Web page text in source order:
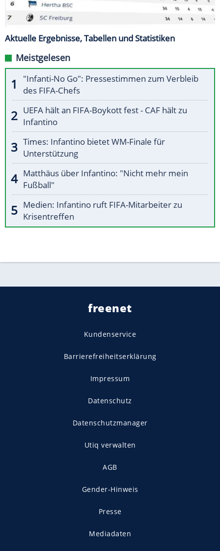
Aktuelle Ergebnisse, Tabellen und Statistiken
Meistgelesen
"Infanti-No Go": Pressestimmen zum Verbleib
des FIFA-Chefs
UEFA hält an FIFA-Boykott fest - CAF hält zu
Infantino
Times: Infantino bietet WM-Finale für
Unterstützung
Matthäus über Infantino: "Nicht mehr mein
Fußball"
Medien: Infantino ruft FIFA-Mitarbeiter zu
Krisentreffen
freenet
Kundenservice
Barrierefreiheitserklärung
Impressum
Datenschutz
Datenschutzmanager
Utiq verwalten
AGB
Gender-Hinweis
Presse
Mediadaten